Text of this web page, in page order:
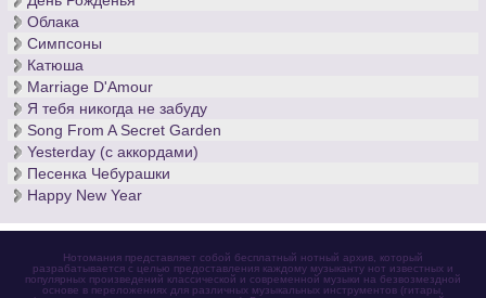
Облака
Симпсоны
Катюша
Marriage D'Amour
Я тебя никогда не забуду
Song From A Secret Garden
Yesterday (с аккордами)
Песенка Чебурашки
Happy New Year
Нотомания представляет собой бесплатный нотный архив, который
разрабатывается с целью предоставления каждому музыканту нот известных и
популярных произведений классической и современной музыки на безвозмездной
основе в переложениях для различных музыкальных инструментов (гитары,